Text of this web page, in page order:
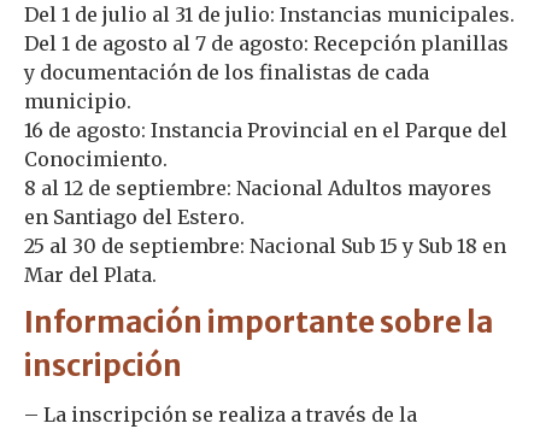
Del 1 de julio al 31 de julio: Instancias municipales.
Del 1 de agosto al 7 de agosto: Recepción planillas
y documentación de los finalistas de cada
municipio.
16 de agosto: Instancia Provincial en el Parque del
Conocimiento.
8 al 12 de septiembre: Nacional Adultos mayores
en Santiago del Estero.
25 al 30 de septiembre: Nacional Sub 15 y Sub 18 en
Mar del Plata.
Información importante sobre la
inscripción
– La inscripción se realiza a través de la